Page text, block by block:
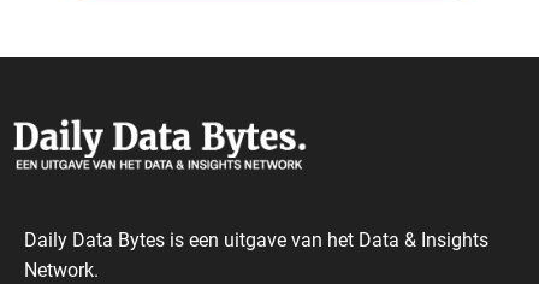
Daily Data Bytes is een uitgave van het Data & Insights
Network.